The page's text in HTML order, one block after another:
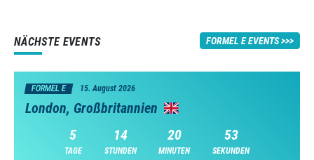
NÄCHSTE EVENTS FORMEL E EVENTS
FORMEL E 15. August 2026
London, Großbritannien
5
TAGE
14
STUNDEN
20
MINUTEN
52
SEKUNDEN